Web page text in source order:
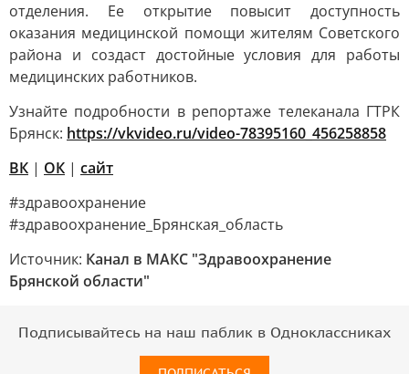
отделения. Ее открытие повысит доступность
оказания медицинской помощи жителям Советского
района и создаст достойные условия для работы
медицинских работников.
Узнайте подробности в репортаже телеканала ГТРК
Брянск: https://vkvideo.ru/video-78395160_456258858
ВК | ОК | сайт
#здравоохранение
#здравоохранение_Брянская_область
Источник: Канал в МАКС "Здравоохранение
Брянской области"
Подписывайтесь на наш паблик в Одноклассниках